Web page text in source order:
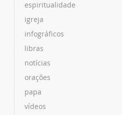
espiritualidade
igreja
infográficos
libras
notícias
orações
papa
vídeos